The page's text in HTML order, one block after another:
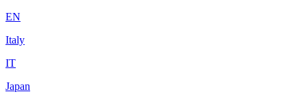
EN
Italy
IT
Japan